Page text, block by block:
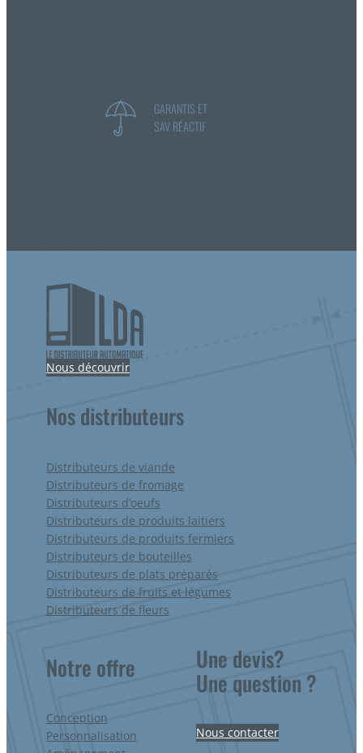
GARANTIS ET
SAV RÉACTIF
Nous découvrir
Nos distributeurs
Distributeurs de viande
Distributeurs de fromage
Distributeurs d’oeufs
Distributeurs de produits laitiers
Distributeurs de produits fermiers
Distributeurs de bouteilles
Distributeurs de plats préparés
Distributeurs de fruits et légumes
Distributeurs de fleurs
Notre offre
Conception
Personnalisation
Une devis?
Une question ?
Nous contacter